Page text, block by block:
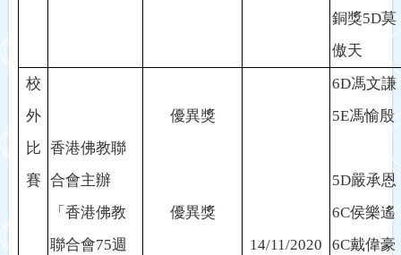
銅獎5D莫
傲天
校
外
比
賽
香港佛教聯
合會主辦
「香港佛教
聯合會75週
優異獎
優異獎
14/11/2020
6D馮文謙
5E馮愉殷
5D嚴承恩
6C侯樂遙
6C戴偉豪